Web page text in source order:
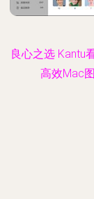
良心之选 Kantu
高效Mac